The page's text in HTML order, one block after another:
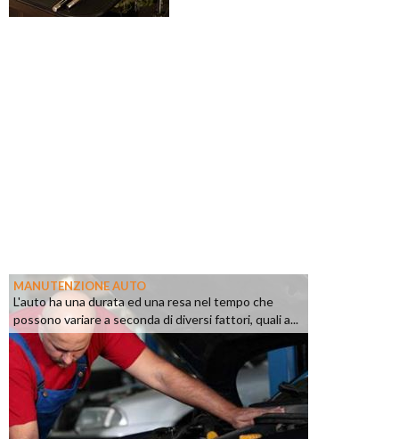
MANUTENZIONE AUTO
L'auto ha una durata ed una resa nel tempo che
possono variare a seconda di diversi fattori, quali a...